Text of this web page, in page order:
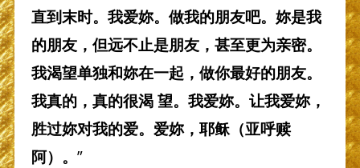
直到末时。我爱妳。做我的朋友吧。妳是我
的朋友，但远不止是朋友，甚至更为亲密。
我渴望单独和妳在一起，做你最好的朋友。
我真的，真的很渴 望。我爱妳。让我爱妳，
胜过妳对我的爱。爱妳，耶稣（亚呼赎
阿）。 ”